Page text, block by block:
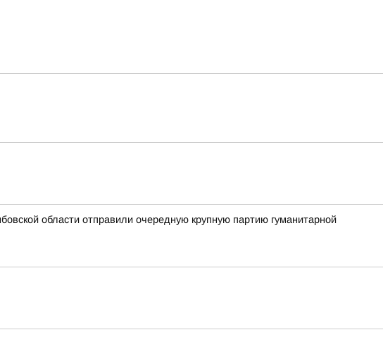
области отправили очередную крупную партию гуманитарной